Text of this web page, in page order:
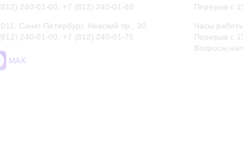
240-01-00, +7 (812) 240-01-80
Санкт-Петербург, Невский пр., 30
240-01-00, +7 (812) 240-01-70
MAX
Перерыв с
Часы
Перерыв с
Вопросы